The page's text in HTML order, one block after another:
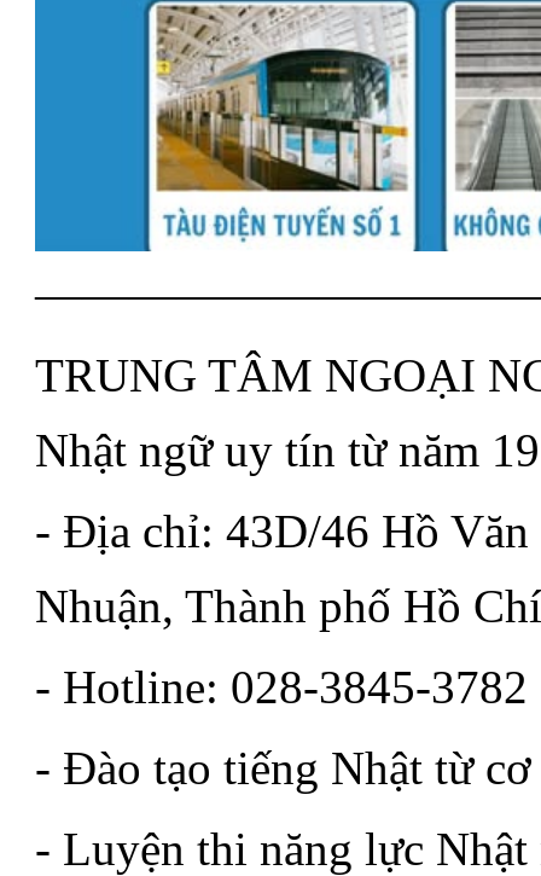
TRUNG TÂM NGOẠI
Nhật ngữ uy tín từ năm
- Địa chỉ: 43D/46 Hồ Văn
Nhuận, Thành phố Hồ
- Hotline: 028-3845-3782
- Đào tạo tiếng Nhật từ cơ
- Luyện thi năng lực